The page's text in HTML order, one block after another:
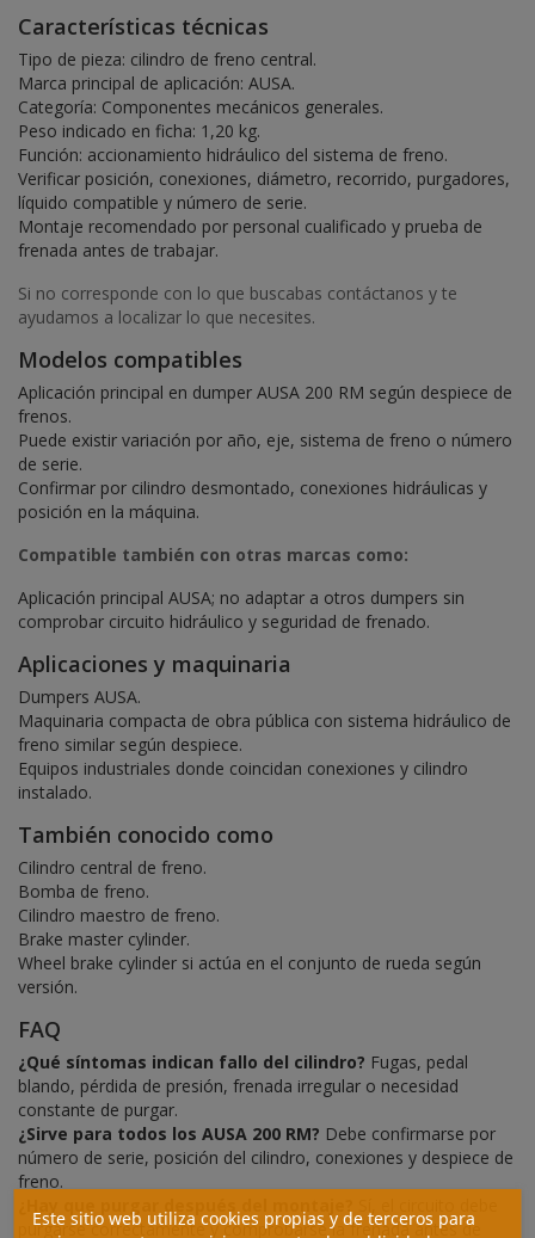
Características técnicas
Tipo de pieza: cilindro de freno central.
Marca principal de aplicación: AUSA.
Categoría: Componentes mecánicos generales.
Peso indicado en ficha: 1,20 kg.
Función: accionamiento hidráulico del sistema de freno.
Verificar posición, conexiones, diámetro, recorrido, purgadores,
líquido compatible y número de serie.
Montaje recomendado por personal cualificado y prueba de
frenada antes de trabajar.
Si no corresponde con lo que buscabas contáctanos y te
ayudamos a localizar lo que necesites.
Modelos compatibles
Aplicación principal en dumper AUSA 200 RM según despiece de
frenos.
Puede existir variación por año, eje, sistema de freno o número
de serie.
Confirmar por cilindro desmontado, conexiones hidráulicas y
posición en la máquina.
Compatible también con otras marcas como:
Aplicación principal AUSA; no adaptar a otros dumpers sin
comprobar circuito hidráulico y seguridad de frenado.
Aplicaciones y maquinaria
Dumpers AUSA.
Maquinaria compacta de obra pública con sistema hidráulico de
freno similar según despiece.
Equipos industriales donde coincidan conexiones y cilindro
instalado.
También conocido como
Cilindro central de freno.
Bomba de freno.
Cilindro maestro de freno.
Brake master cylinder.
Wheel brake cylinder si actúa en el conjunto de rueda según
versión.
FAQ
¿Qué síntomas indican fallo del cilindro? Fugas, pedal
blando, pérdida de presión, frenada irregular o necesidad
constante de purgar.
¿Sirve para todos los AUSA 200 RM? Debe confirmarse por
número de serie, posición del cilindro, conexiones y despiece de
freno.
purgarse correctamente y comprobarse la frenada antes de
Este sitio web utiliza cookies propias y de terceros para